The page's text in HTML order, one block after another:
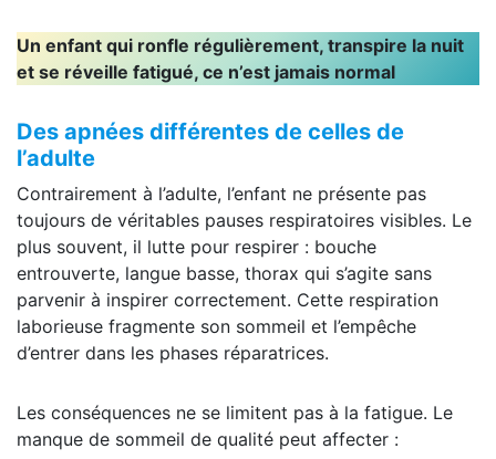
Un enfant qui ronfle régulièrement, transpire la nuit
et se réveille fatigué, ce n’est jamais normal
Des apnées différentes de celles de
l’adulte
Contrairement à l’adulte, l’enfant ne présente pas
toujours de véritables pauses respiratoires visibles. Le
plus souvent, il lutte pour respirer : bouche
entrouverte, langue basse, thorax qui s’agite sans
parvenir à inspirer correctement. Cette respiration
laborieuse fragmente son sommeil et l’empêche
d’entrer dans les phases réparatrices.
Les conséquences ne se limitent pas à la fatigue. Le
manque de sommeil de qualité peut affecter :